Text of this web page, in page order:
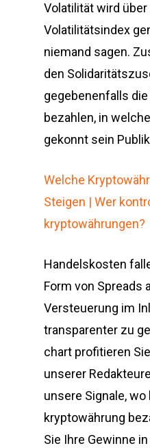
Volatilität wird über
Volatilitätsindex
niemand sagen.
den
gegebenenfalls
bezahlen, in
gekonnt sein
Welche
Steigen | Wer
kryptowährungen?
Handelskosten
Form von Spreads
Versteuerung im
transparenter zu
chart profitieren
unserer
unsere Signale,
kryptowährung
Sie Ihre Gewinne